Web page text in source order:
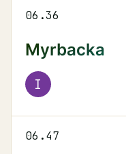
06.36
Myrbacka
I
06.47